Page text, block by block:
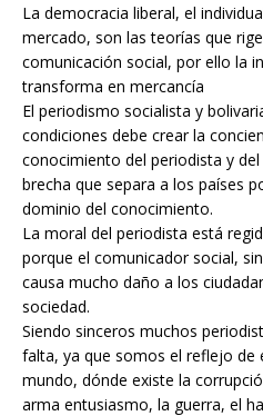
La democracia liberal, el
mercado, son las teorías que
comunicación social, por ello la
transforma en mercancía
El periodismo socialista y
condiciones debe crear la
conocimiento del periodista y
brecha que separa a los países
dominio del conocimiento.
La moral del periodista está
porque el comunicador social,
causa mucho daño a los
sociedad.
Siendo sinceros muchos
falta, ya que somos el reflejo de
mundo, dónde existe la
arma entusiasmo, la guerra, el